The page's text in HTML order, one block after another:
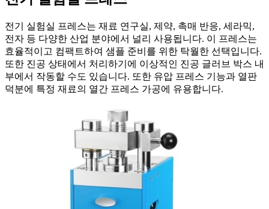
전기 실험실 프레스는 재료 연구실, 제약, 촉매 반응, 세라믹,
전자 등 다양한 산업 분야에서 널리 사용됩니다. 이 프레스는
효율적이고 컴팩트하여 샘플 준비를 위한 탁월한 선택입니다.
또한 진공 상태에서 처리하기에 이상적인 진공 글러브 박스 내
부에서 작동할 수도 있습니다. 또한 유압 프레스 기능과 열판
덕분에 특정 재료의 열간 프레스 가공에 유용합니다.